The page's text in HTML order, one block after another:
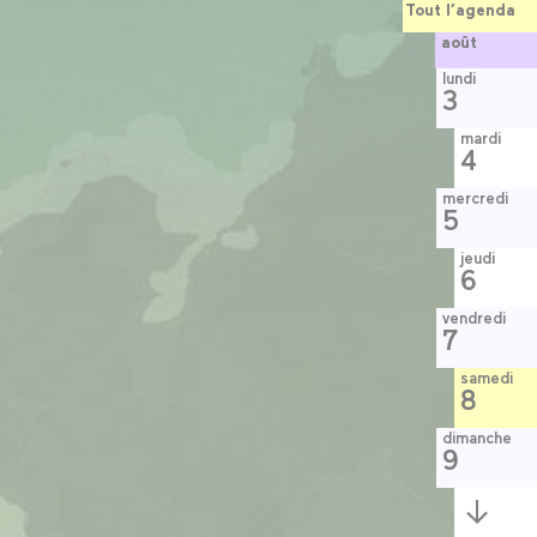
Tout l’agenda
août
lundi
3
mardi
4
mercredi
5
jeudi
6
vendredi
7
samedi
8
dimanche
9
Semaine
suivante